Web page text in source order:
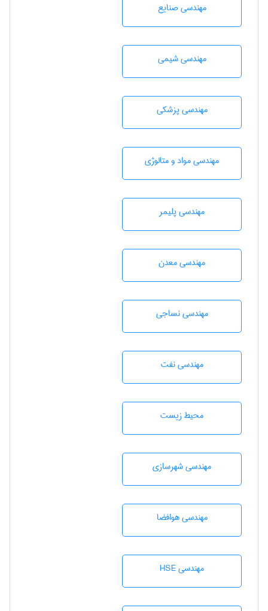
مهندسی صنايع
مهندسي شيمی
مهندسی پزشکی
مهندسی مواد و متالوژی
مهندسی پليمر
مهندسی معدن
مهندسي نساجی
مهندسی نفت
محيط زيست
مهندسی شهرسازی
مهندسی هوافضا
مهندسی HSE